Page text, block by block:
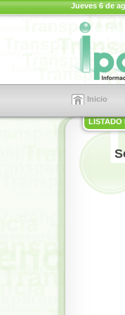
Jueves 6 de
Inicio
LISTADO